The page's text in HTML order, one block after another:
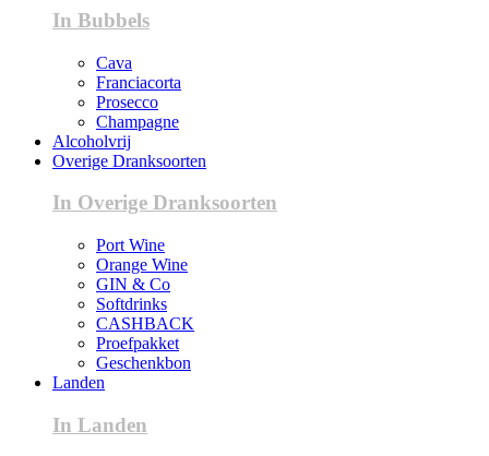
In Bubbels
Cava
Franciacorta
Prosecco
Champagne
Alcoholvrij
Overige Dranksoorten
In Overige Dranksoorten
Port Wine
Orange Wine
GIN & Co
Softdrinks
CASHBACK
Proefpakket
Geschenkbon
Landen
In Landen